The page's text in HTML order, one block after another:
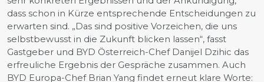
dass schon in Kürze entsprechende Entscheidungen zu
erwarten sind. „Das sind positive Vorzeichen, die uns
selbstbewusst in die Zukunft blicken lassen“, fasst
Gastgeber und BYD Österreich-Chef Danijel Dzihic das
erfreuliche Ergebnis der Gespräche zusammen. Auch
BYD Europa-Chef Brian Yang findet erneut klare Worte: